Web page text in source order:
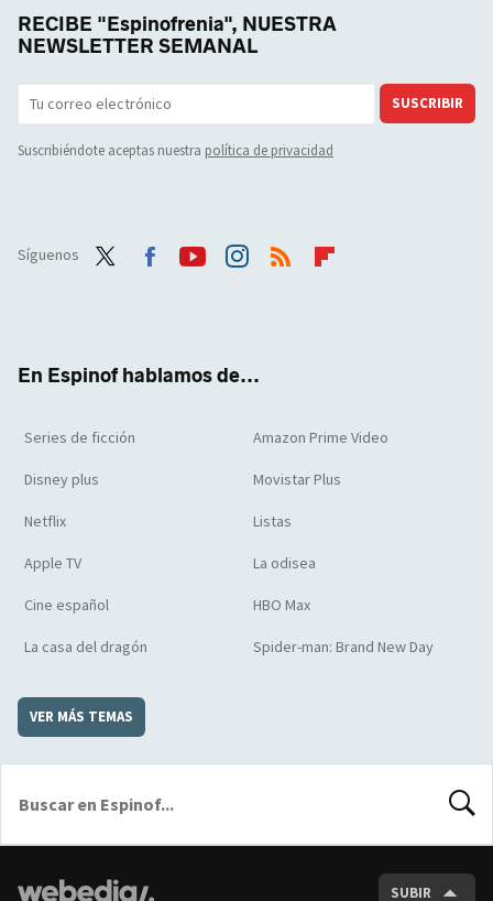
RECIBE "Espinofrenia", NUESTRA
NEWSLETTER SEMANAL
SUSCRIBIR
Suscribiéndote aceptas nuestra política de privacidad
Síguenos
En Espinof hablamos de...
Series de ficción Amazon Prime Video
Disney plus Movistar Plus
Netflix Listas
Apple TV La odisea
Cine español HBO Max
La casa del dragón Spider-man: Brand New Day
VER MÁS TEMAS
SUBIR